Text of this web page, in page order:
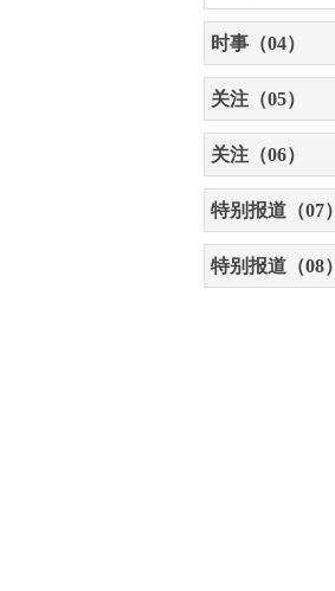
时事（04）
关注（05）
关注（06）
特别报道（07）
特别报道（08）